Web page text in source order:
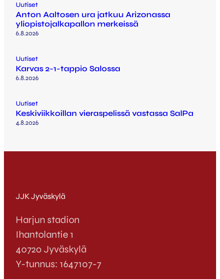
Uutiset
Anton Aaltosen ura jatkuu Arizonassa
yliopistojalkapallon merkeissä
6.8.2026
Uutiset
Karvas 2-1-tappio Salossa
6.8.2026
Uutiset
Keskiviikkoillan vieraspelissä vastassa SalPa
4.8.2026
JJK Jyväskylä
Harjun stadion
Ihantolantie 1
40720 Jyväskylä
Y-tunnus: 1647107-7